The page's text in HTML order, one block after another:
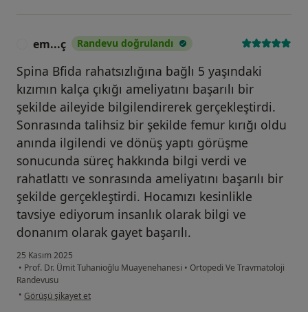
em...ç Randevu doğrulandı
Spina Bfida rahatsızlığına bağlı 5 yaşındaki
kızımın kalça çıkığı ameliyatını başarılı bir
şekilde aileyide bilgilendirerek gerçekleştirdi.
Sonrasında talihsiz bir şekilde femur kırığı oldu
anında ilgilendi ve dönüş yaptı görüşme
sonucunda süreç hakkında bilgi verdi ve
rahatlattı ve sonrasında ameliyatını başarılı bir
şekilde gerçekleştirdi. Hocamızı kesinlikle
tavsiye ediyorum insanlık olarak bilgi ve
donanım olarak gayet başarılı.
25 Kasım 2025
• Prof. Dr. Ümit Tuhanioğlu Muayenehanesi • Ortopedi Ve Travmatoloji
Randevusu
• kullanıcının görüşüne göre em...ç
Görüşü şikayet et